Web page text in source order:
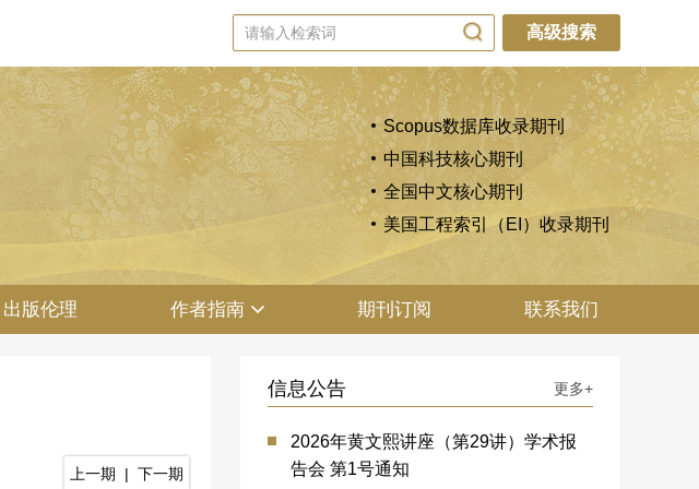
高级搜索
Scopus数据库收录期刊
中国科技核心期刊
全国中文核心期刊
美国工程索引（EI）收录期刊
出版伦理 作者指南 期刊订阅 联系我们
上一期 | 下一期
信息公告 更多+
2026年黄文熙讲座（第29讲）学术报
告会 第1号通知